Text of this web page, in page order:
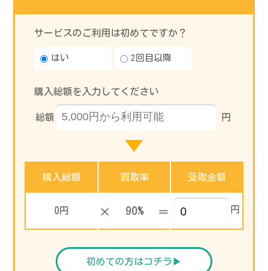
サービスのご利用は初めてですか？
はい 2回目以降
購入総額を入力してください
総額 円
購入総額 買取率 受取金額
0円 90%
× ＝ 円
初めての方はコチラ▶︎